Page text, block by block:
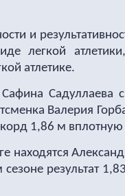
и
легкой
атлетике.
Садуллаева
Валерия
1,86 м
находятся
результат